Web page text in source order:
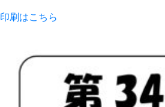
印刷はこちら